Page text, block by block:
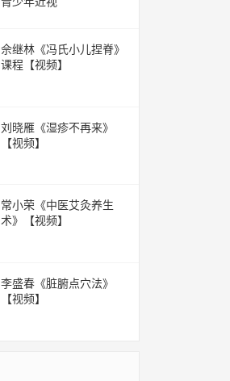
佘继林《冯氏小儿捏脊》
课程【视频】
刘晓雁《湿疹不再来》
【视频】
常小荣《中医艾灸养生
术》【视频】
李盛春《脏腑点穴法》
【视频】